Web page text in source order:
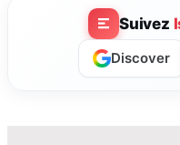
Suivez
Discover